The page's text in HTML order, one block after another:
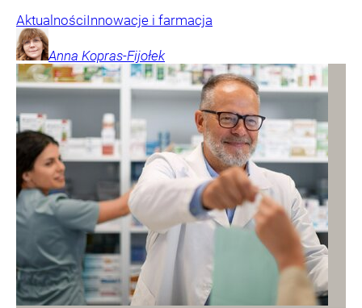
AktualnościInnowacje i farmacja
Anna Kopras-Fijołek